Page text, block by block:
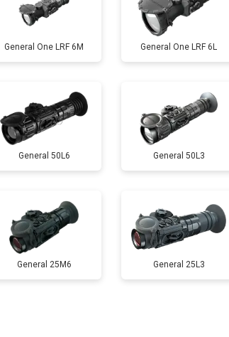
General One LRF 6M General One LRF 6L
General 50L6 General 50L3
General 25M6 General 25L3